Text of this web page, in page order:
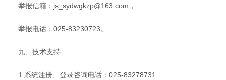
举报信箱：js_sydwgkzp@163.com，
举报电话：025-83230723。
九、技术支持
1.系统注册、登录咨询电话：025-83278731